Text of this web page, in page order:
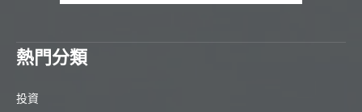
熱門分類
投資